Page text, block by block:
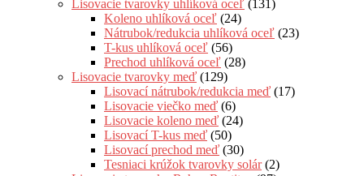
Lisovacie tvarovky uhlíková oceľ (131)
Koleno uhlíková oceľ (24)
Nátrubok/redukcia uhlíková oceľ (23)
T-kus uhlíková oceľ (56)
Prechod uhlíková oceľ (28)
Lisovacie tvarovky meď (129)
Lisovací nátrubok/redukcia meď (17)
Lisovacie viečko meď (6)
Lisovacie koleno meď (24)
Lisovací T-kus meď (50)
Lisovací prechod meď (30)
Tesniaci krúžok tvarovky solár (2)